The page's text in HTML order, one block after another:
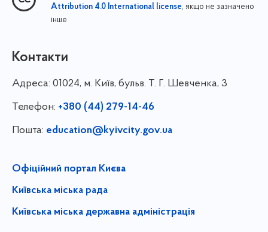
Attribution 4.0 International license, якщо не зазначено
інше
Контакти
Адреса: 01024, м. Київ, бульв. Т. Г. Шевченка, 3
Телефон: +380 (44) 279-14-46
Пошта: education@kyivcity.gov.ua
Офіційний портал Києва
Київська міська рада
Київська міська державна адміністрація